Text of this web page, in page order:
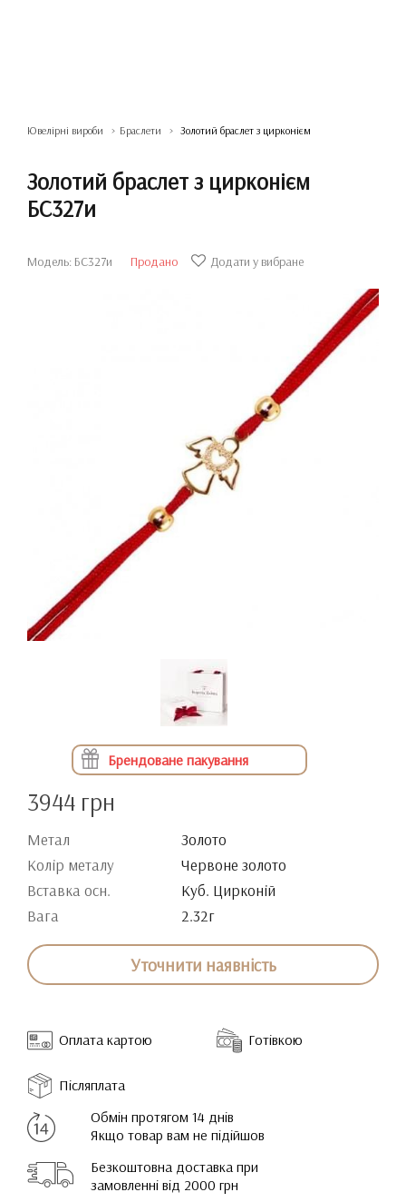
Ювелірні вироби Браслети Золотий браслет з цирконієм
Золотий браслет з цирконієм
БС327и
Модель: БС327и Продано Додати у вибране
Брендоване пакування
3944 грн
Метал
Золото
Колір металу
Червоне золото
Вставка осн.
Куб. Цирконій
Вага
2.32г
Уточнити наявність
Оплата картою Готівкою
Післяплата
Обмін протягом 14 днів
Якщо товар вам не підійшов
Безкоштовна доставка при
замовленні від 2000 грн